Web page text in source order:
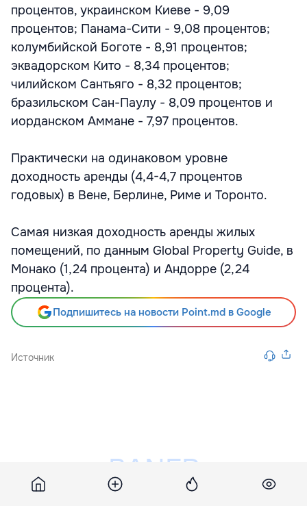
процентов, украинском Киеве - 9,09
процентов; Панама-Сити - 9,08 процентов;
колумбийской Боготе - 8,91 процентов;
эквадорском Кито - 8,34 процентов;
чилийском Сантьяго - 8,32 процентов;
бразильском Сан-Паулу - 8,09 процентов и
иорданском Аммане - 7,97 процентов.
Практически на одинаковом уровне
доходность аренды (4,4-4,7 процентов
годовых) в Вене, Берлине, Риме и Торонто.
Самая низкая доходность аренды жилых
помещений, по данным Global Property Guide, в
Монако (1,24 процента) и Андорре (2,24
процента).
Подпишитесь на новости Point.md в Google
Источник